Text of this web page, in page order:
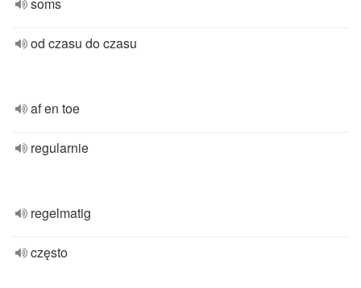
od czasu do czasu
af en toe
regularnie
regelmatig
często